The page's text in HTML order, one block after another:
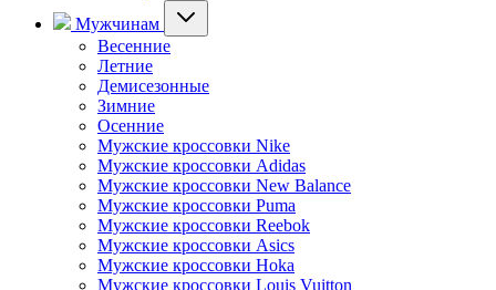
Мужчинам
Весенние
Летние
Демисезонные
Зимние
Осенние
Мужские кроссовки Nike
Мужские кроссовки Adidas
Мужские кроссовки New Balance
Мужские кроссовки Puma
Мужские кроссовки Reebok
Мужские кроссовки Asics
Мужские кроссовки Hoka
Мужские кроссовки Louis Vuitton